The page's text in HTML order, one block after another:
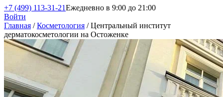
+7 (499) 113-31-21Ежедневно в 9:00 до 21:00
Войти
Главная /Косметология /Центральный институт
дерматокосметологии на Остоженке